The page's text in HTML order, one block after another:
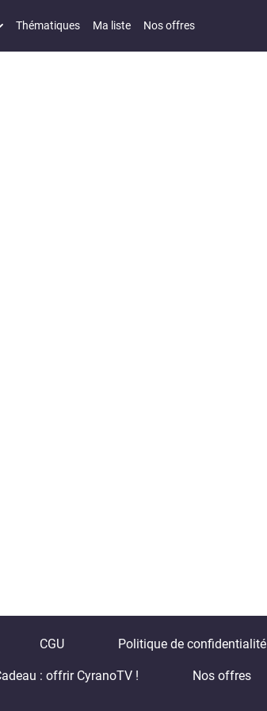
Thématiques Ma liste Nos offres
CGU Politique de confidentialité
: offrir CyranoTV ! Nos offres